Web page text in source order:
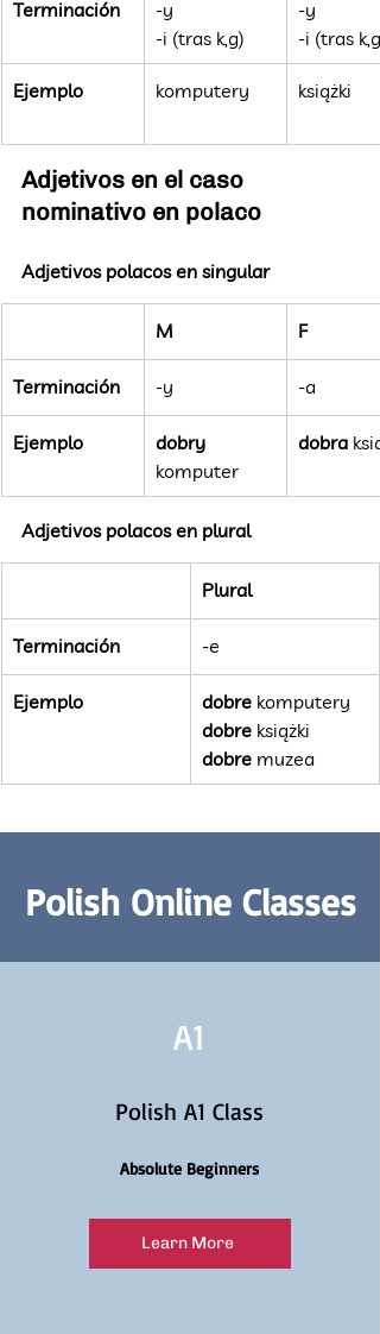
Terminación
-y
-i (tras k,g)
-y
-i (tras k,g)
Ejemplo komputery książki
Adjetivos en el caso
nominativo en polaco
Adjetivos polacos en singular
M F
Terminación -y -a
Ejemplo
dobry
komputer
dobra
Adjetivos polacos en plural
Plural
Terminación -e
Ejemplo dobre komputery
dobre książki
dobre muzea
Polish Online Classes
A1
Polish A1 Class
Absolute Beginners
Learn More